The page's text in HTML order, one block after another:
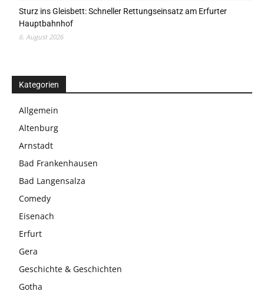
Sturz ins Gleisbett: Schneller Rettungseinsatz am Erfurter
Hauptbahnhof
6. August 2026
Kategorien
Allgemein
Altenburg
Arnstadt
Bad Frankenhausen
Bad Langensalza
Comedy
Eisenach
Erfurt
Gera
Geschichte & Geschichten
Gotha